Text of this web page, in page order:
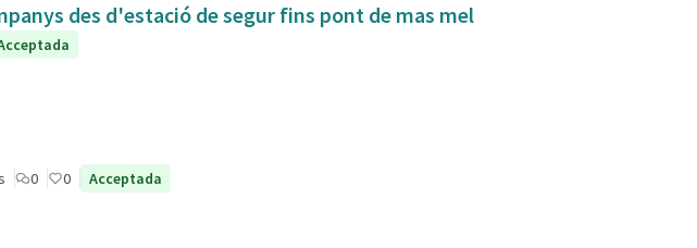
des d'estació de segur fins pont de mas mel
0 0 Acceptada